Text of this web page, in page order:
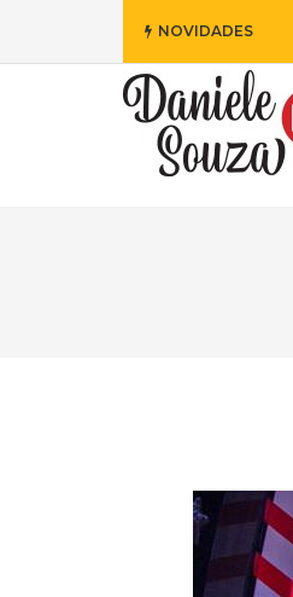
NOVIDADES
da Disney Está Chegando!